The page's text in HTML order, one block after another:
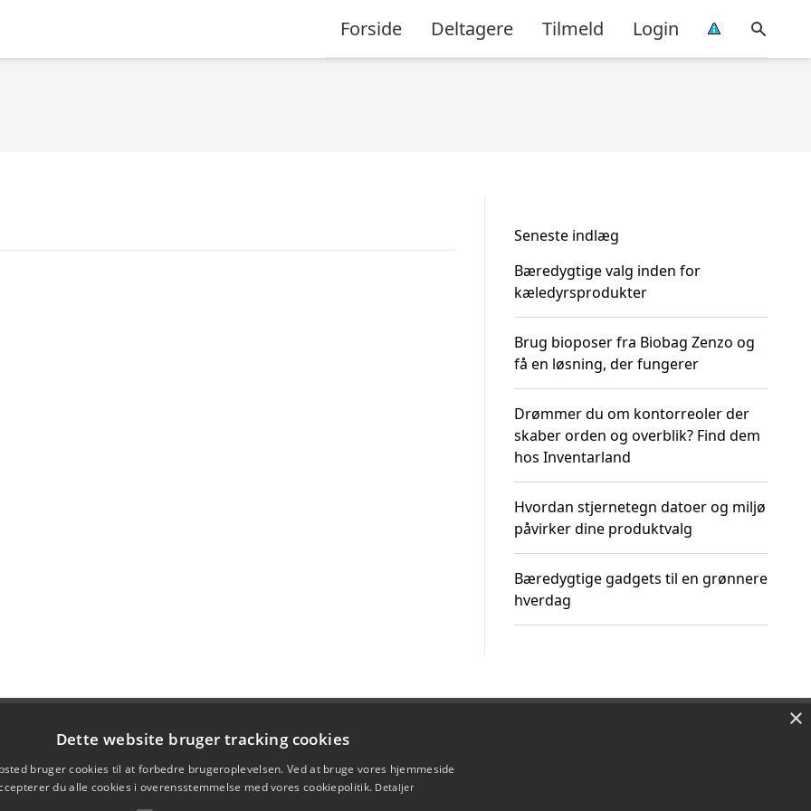
Forside Deltagere Tilmeld Login
Seneste indlæg
Bæredygtige valg inden for
kæledyrsprodukter
Brug bioposer fra Biobag Zenzo og
få en løsning, der fungerer
Drømmer du om kontorreoler der
skaber orden og overblik? Find dem
hos Inventarland
Hvordan stjernetegn datoer og miljø
påvirker dine produktvalg
Bæredygtige gadgets til en grønnere
hverdag
×
Dette website bruger tracking cookies
bruger cookies til at forbedre brugeroplevelsen. Ved at bruge vores hjemmeside
du alle cookies i overensstemmelse med vores cookiepolitik. Detaljer